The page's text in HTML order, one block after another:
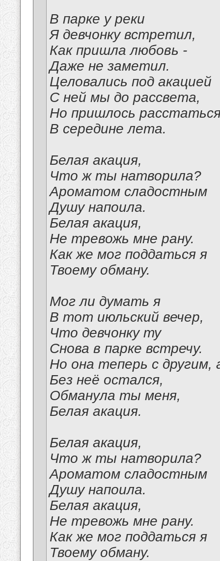
В парке у реки
Я девчонку встретил,
Как пришла любовь -
Даже не заметил.
Целовались под акацией
С ней мы до рассвета,
Но пришлось
В середине лета.
Белая акация,
Что ж ты натворила?
Ароматом сладостным
Душу напоила.
Белая акация,
Не тревожь мне рану.
Как же мог поддаться я
Твоему обману.
Мог ли думать я
В тот июльский вечер,
Что девчонку ту
Снова в парке встречу.
Но она теперь с другим,
Без неё остался,
Обманула ты меня,
Белая акация.
Белая акация,
Что ж ты натворила?
Ароматом сладостным
Душу напоила.
Белая акация,
Не тревожь мне рану.
Как же мог поддаться я
Твоему обману.